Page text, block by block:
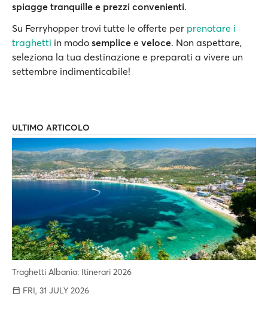
spiagge tranquille e prezzi convenienti.
Su Ferryhopper trovi tutte le offerte per prenotare i
traghetti in modo semplice e veloce. Non aspettare,
seleziona la tua destinazione e preparati a vivere un
settembre indimenticabile!
ULTIMO ARTICOLO
Traghetti Albania: Itinerari 2026
FRI, 31 JULY 2026